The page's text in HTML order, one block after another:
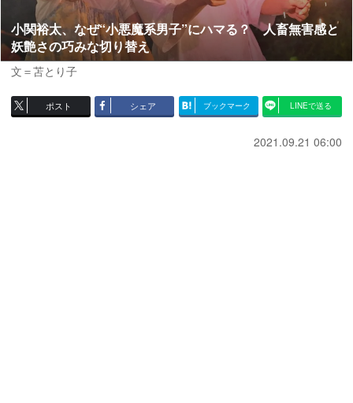
小関裕太、なぜ“小悪魔系男子”にハマる？ 人畜無害感と
妖艶さの巧みな切り替え
文＝苫とり子
ポスト シェア ブックマーク LINEで送る
2021.09.21 06:00